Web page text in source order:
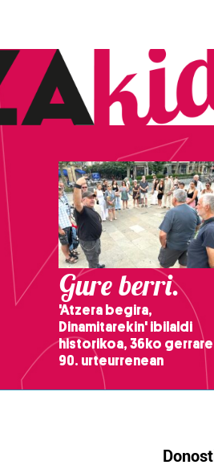
Gure berri.
'Atzera begira,
Dinamitarekin' ibilaldi
historikoa, 36ko
90. urteurrenean